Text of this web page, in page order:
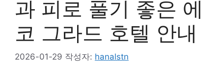
과 피로 풀기 좋은 에
코 그라드 호텔 안내
2026-01-29 작성자: hanalstn